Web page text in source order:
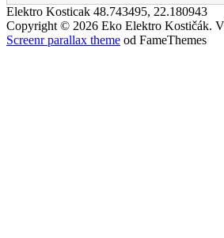
Elektro Kosticak 48.743495, 22.180943
Copyright © 2026 Eko Elektro Kostičák.
Screenr parallax theme od FameThemes